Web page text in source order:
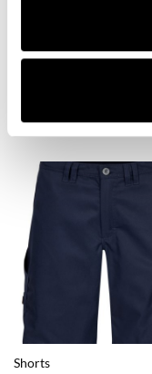
2 960krexkl. moms
Shorts